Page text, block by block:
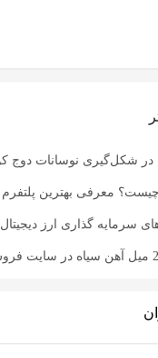
شکل‌گیری نوسانات دوج
معرفی بهترین
های سرمایه گذاری ارز